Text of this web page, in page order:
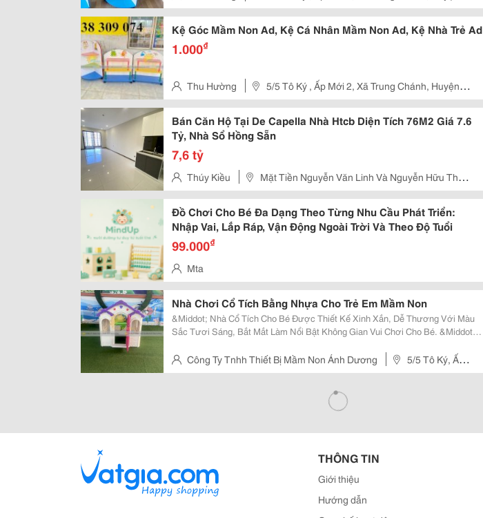
Hóc Môn, Tphcm
Kệ Góc Mầm Non Ad, Kệ Cá Nhân Mầm Non Ad, Kệ Nhà Trẻ Ad
1.000₫
Thu Hường
5/5 Tô Ký , Ấp Mới 2, Xã Trung Chánh, Huyện
Hóc Môn, Tphcm
Bán Căn Hộ Tại De Capella Nhà Htcb Diện Tích 76M2 Giá 7.6
Tỷ, Nhà Sổ Hồng Sẵn
7,6 tỷ
Thúy Kiều
Mặt Tiền Nguyễn Văn Linh Và Nguyễn Hữu Thọ,
Phường Tân Phong, Quận 7
Đồ Chơi Cho Bé Đa Dạng Theo Từng Nhu Cầu Phát Triển:
Nhập Vai, Lắp Ráp, Vận Động Ngoài Trời Và Theo Độ Tuổi
99.000₫
Mta
Nhà Chơi Cổ Tích Bằng Nhựa Cho Trẻ Em Mầm Non
&Middot; Nhà Cổ Tích Cho Bé Được Thiết Kế Xinh Xắn, Dễ Thương Với Màu
Sắc Tươi Sáng, Bắt Mắt Làm Nổi Bật Không Gian Vui Chơi Cho Bé. &Middot;
Xuất Từ Chất Liệu Nhựa Pp Nguyên Sinh,...
Công Ty Tnhh Thiết Bị Mầm Non Ánh Dương
5/5 Tô Ký, Ấp
Mới 2, Xã Trung Chánh, Huyện Hóc Môn
THÔNG TIN
Giới thiệu
Hướng dẫn